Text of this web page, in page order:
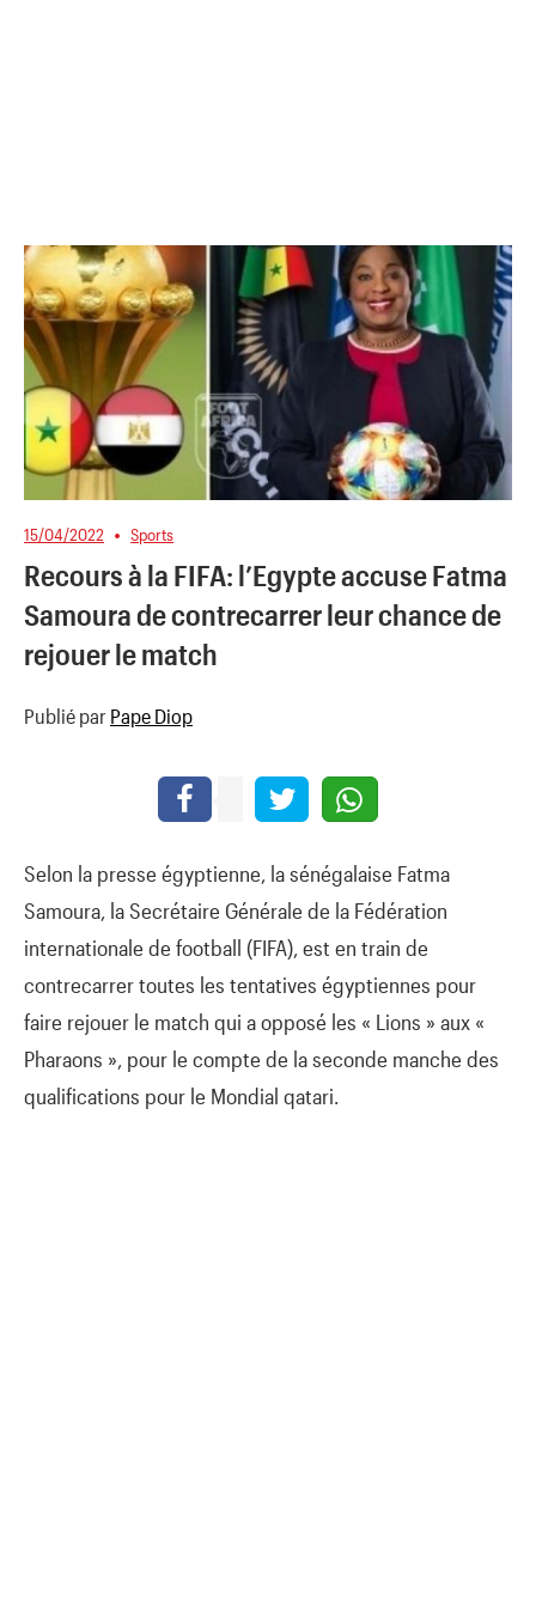
15/04/2022 Sports
Recours à la FIFA: l’Egypte accuse Fatma
Samoura de contrecarrer leur chance de
rejouer le match
Publié par Pape Diop
Selon la presse égyptienne, la sénégalaise Fatma
Samoura, la Secrétaire Générale de la Fédération
internationale de football (FIFA), est en train de
contrecarrer toutes les tentatives égyptiennes pour
faire rejouer le match qui a opposé les « Lions » aux «
Pharaons », pour le compte de la seconde manche des
qualifications pour le Mondial qatari.